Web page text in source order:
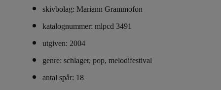
skivbolag: Mariann Grammofon
katalognummer: mlpcd 3491
utgiven: 2004
genre: schlager, pop, melodifestival
antal spår: 18